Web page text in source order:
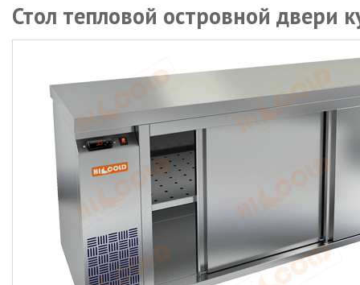
Стол тепловой островной двери